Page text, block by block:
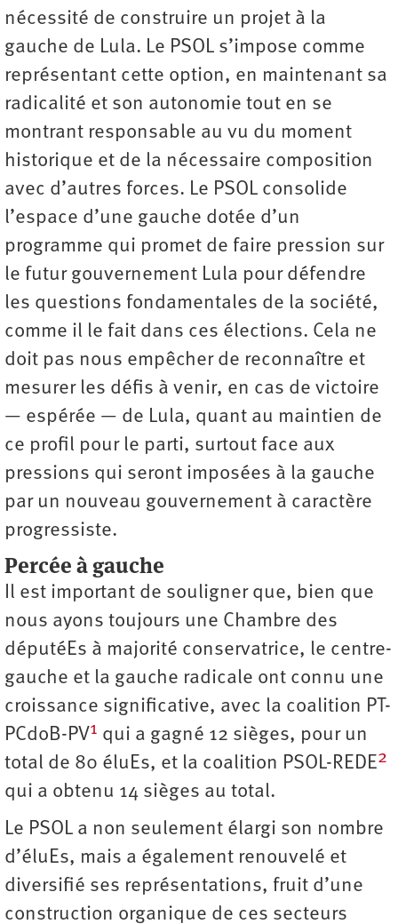
nécessité de construire un projet à la
gauche de Lula. Le PSOL s’impose comme
représentant cette option, en maintenant sa
radicalité et son autonomie tout en se
montrant responsable au vu du moment
historique et de la nécessaire composition
avec d’autres forces. Le PSOL consolide
l’espace d’une gauche dotée d’un
programme qui promet de faire pression sur
le futur gouvernement Lula pour défendre
les questions fondamentales de la société,
comme il le fait dans ces élections. Cela ne
doit pas nous empêcher de reconnaître et
mesurer les défis à venir, en cas de victoire
— espérée — de Lula, quant au maintien de
ce profil pour le parti, surtout face aux
pressions qui seront imposées à la gauche
par un nouveau gouvernement à caractère
progressiste.
Percée à gauche
Il est important de souligner que, bien que
nous ayons toujours une Chambre des
députéEs à majorité conservatrice, le centre-
gauche et la gauche radicale ont connu une
croissance significative, avec la coalition PT-
PCdoB-PV1 qui a gagné 12 sièges, pour un
total de 80 éluEs, et la coalition PSOL-REDE2
qui a obtenu 14 sièges au total.
Le PSOL a non seulement élargi son nombre
d’éluEs, mais a également renouvelé et
diversifié ses représentations, fruit d’une
construction organique de ces secteurs